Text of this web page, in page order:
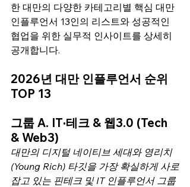
한 대만의 다양한 카테고리별 핵심 대만
인플루언서 13인의 리스트와 성공적인
협업을 위한 실무적 인사이트를 상세히
공개합니다.
2026년 대만 인플루언서 순위
TOP 13
그룹 A. IT·테크 & 웹3.0 (Tech
& Web3)
대만의 디지털 네이티브 세대와 영리치
(Young Rich) 타깃을 가장 확실하게 사로
잡고 있는 핀테크 및 IT 인플루언서 그룹